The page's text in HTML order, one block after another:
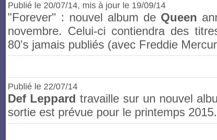
Publié le 20/07/14, mis à jour le 19/09/14
"Forever" : nouvel album de Queen
novembre. Celui-ci contiendra des
80's jamais publiés (avec Freddie
Publié le 22/07/14
Def Leppard travaille sur un nouvel
sortie est prévue pour le printemps 2015.